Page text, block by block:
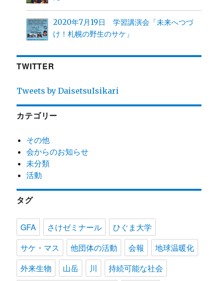
2020年7月19日 学習講演会「未来へつづ
け！札幌の野生のサケ」
TWITTER
Tweets by DaisetsuIsikari
カテゴリー
その他
会からのお知らせ
未分類
活動
タグ
GFA さけゼミナール
ひぐま大学
サケ・マス
他団体の活動 会報
地球温暖化
外来生物
山岳 川
持続可能な社会